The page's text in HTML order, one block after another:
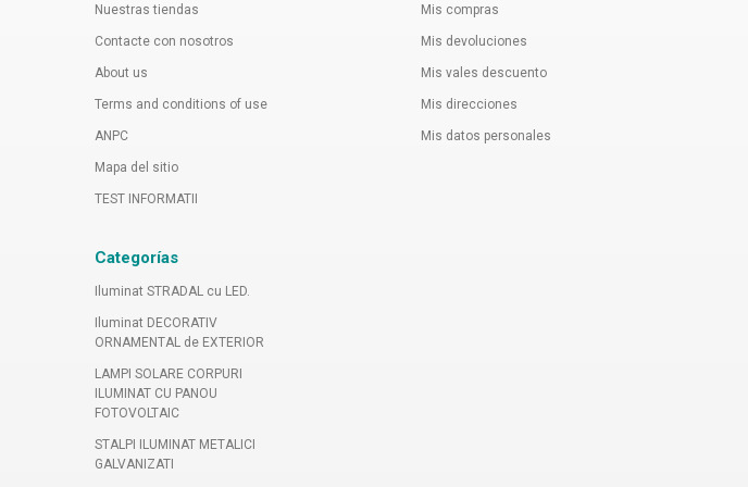
Nuestras tiendas
Contacte con nosotros
About us
Terms and conditions of use
ANPC
Mapa del sitio
TEST INFORMATII
Mis compras
Mis devoluciones
Mis vales descuento
Mis direcciones
Mis datos personales
Categorías
Iluminat STRADAL cu LED.
Iluminat DECORATIV
ORNAMENTAL de EXTERIOR
LAMPI SOLARE CORPURI
ILUMINAT CU PANOU
FOTOVOLTAIC
STALPI ILUMINAT METALICI
GALVANIZATI